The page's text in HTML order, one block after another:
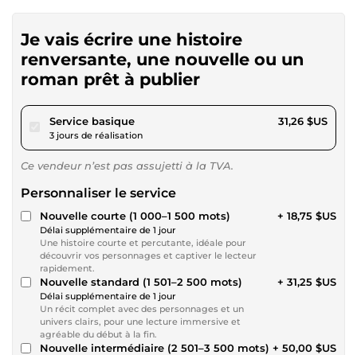
Je vais écrire une histoire
renversante, une nouvelle ou un
roman prêt à publier
Service basiquepour 28,80 $US
3 jours de réalisation
31,26 $US
Ce vendeur n’est pas assujetti à la TVA.
Personnaliser le service
Nouvelle courte (1 000–1 500 mots)
Délai supplémentaire de 1 jour
Une histoire courte et percutante, idéale pour
découvrir vos personnages et captiver le lecteur
rapidement.
+ 18,75 $US
Nouvelle standard (1 501–2 500 mots)
Délai supplémentaire de 1 jour
Un récit complet avec des personnages et un
univers clairs, pour une lecture immersive et
agréable du début à la fin.
+ 31,25 $US
Nouvelle intermédiaire (2 501–3 500 mots) + 50,00 $US